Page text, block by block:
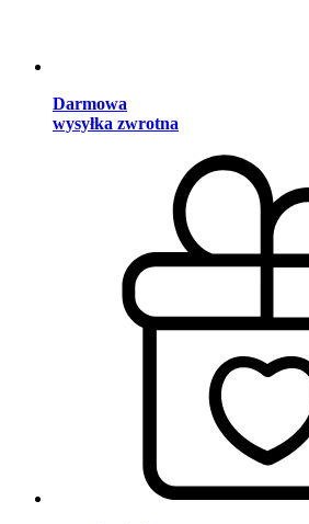
Darmowa
wysyłka zwrotna